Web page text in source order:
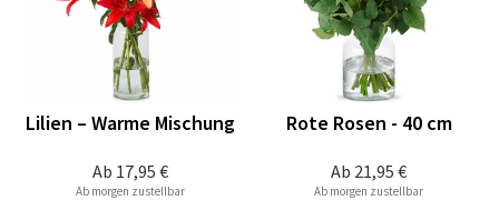
Ab 17,95 €
Lilien – Warme Mischung
Ab morgen zustellbar
Ab 21,95 €
Rote Rosen - 40 cm
Ab morgen zustellbar